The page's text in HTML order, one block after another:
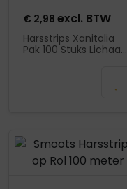
€ 2,98 excl. BTW
Harsstrips Xanitalia
Pak 100 Stuks Lichaam
Product openen